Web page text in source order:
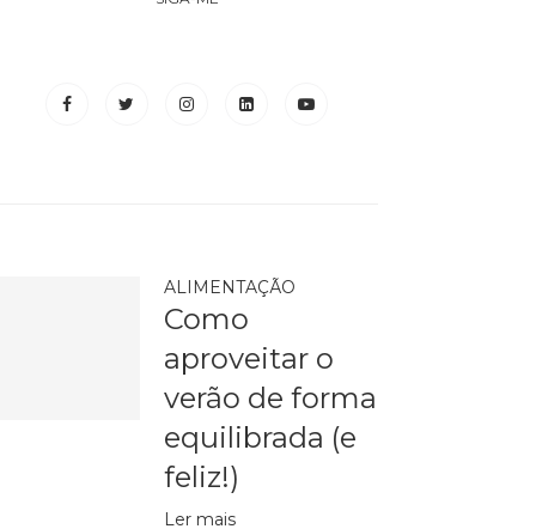
ALIMENTAÇÃO
Como
aproveitar o
verão de forma
equilibrada (e
feliz!)
Ler mais